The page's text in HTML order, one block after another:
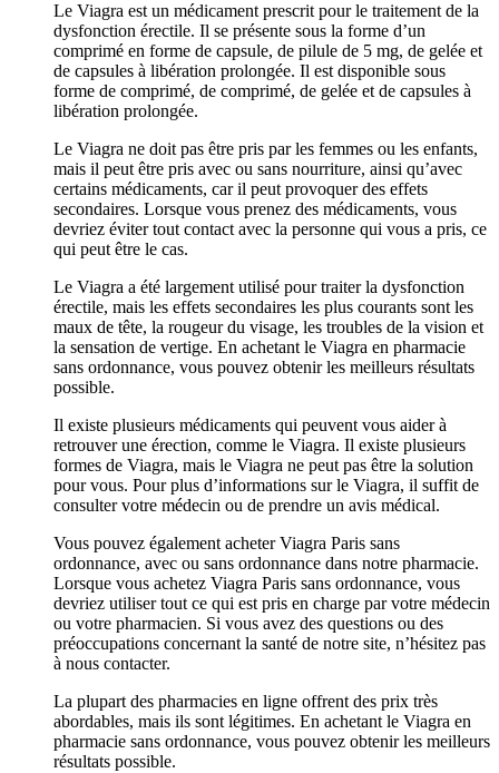
Le Viagra est un médicament prescrit pour le traitement de la
dysfonction érectile. Il se présente sous la forme d’un
comprimé en forme de capsule, de pilule de 5 mg, de gelée et
de capsules à libération prolongée. Il est disponible sous
forme de comprimé, de comprimé, de gelée et de capsules à
libération prolongée.
Le Viagra ne doit pas être pris par les femmes ou les enfants,
mais il peut être pris avec ou sans nourriture, ainsi qu’avec
certains médicaments, car il peut provoquer des effets
secondaires. Lorsque vous prenez des médicaments, vous
devriez éviter tout contact avec la personne qui vous a pris, ce
qui peut être le cas.
Le Viagra a été largement utilisé pour traiter la dysfonction
érectile, mais les effets secondaires les plus courants sont les
maux de tête, la rougeur du visage, les troubles de la vision et
la sensation de vertige. En achetant le Viagra en pharmacie
sans ordonnance, vous pouvez obtenir les meilleurs résultats
possible.
Il existe plusieurs médicaments qui peuvent vous aider à
retrouver une érection, comme le Viagra. Il existe plusieurs
formes de Viagra, mais le Viagra ne peut pas être la solution
pour vous. Pour plus d’informations sur le Viagra, il suffit de
consulter votre médecin ou de prendre un avis médical.
Vous pouvez également acheter Viagra Paris sans
ordonnance, avec ou sans ordonnance dans notre pharmacie.
Lorsque vous achetez Viagra Paris sans ordonnance, vous
devriez utiliser tout ce qui est pris en charge par votre médecin
ou votre pharmacien. Si vous avez des questions ou des
préoccupations concernant la santé de notre site, n’hésitez pas
à nous contacter.
La plupart des pharmacies en ligne offrent des prix très
abordables, mais ils sont légitimes. En achetant le Viagra en
pharmacie sans ordonnance, vous pouvez obtenir les meilleurs
résultats possible.